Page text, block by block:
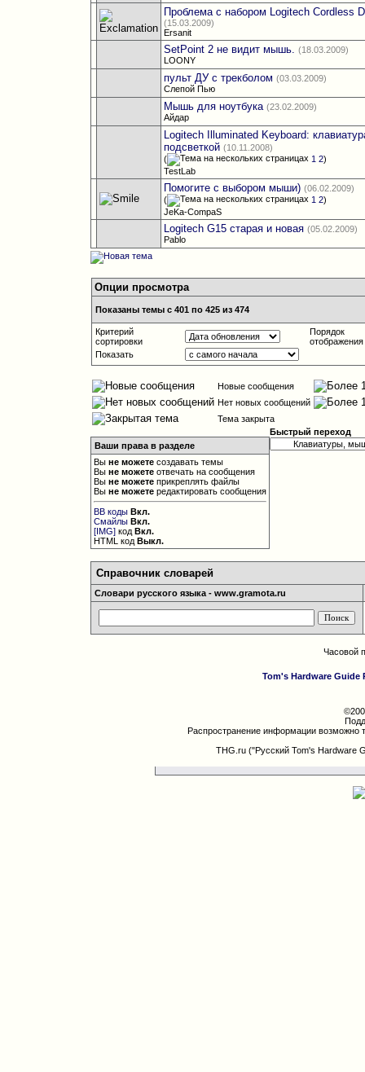
Проблема с набором Logitech Cordless
(15.03.2009)
Ersanit
SetPoint 2 не видит мышь. (18.03.2009)
LOONY
пульт ДУ с трекболом (03.03.2009)
Слепой Пью
Мышь для ноутбука (23.02.2009)
Айдар
Logitech Illuminated Keyboard:
подсветкой (10.11.2008)
(
1 2)
TestLab
Помогите с выбором мыши) (06.02.2009)
(
1 2)
JeKa-CompaS
Logitech G15 старая и новая (05.02.2009)
Pablo
Опции просмотра
Показаны темы с 401 по 425 из 474
Критерий
сортировки
Порядок
отображения
Показать
Новые сообщения
Нет новых сообщений
Тема закрыта
Ваши права в разделе
Выне можете создавать темы
Выне можете отвечать на сообщения
Выне можете прикреплять файлы
Выне можете редактировать сообщения
BB коды Вкл.
Смайлы Вкл.
[IMG] кодВкл.
HTML кодВыкл.
Быстрый переход
Справочник словарей
Словари русского языка - www.gramota.ru
Часовой
Tom's Hardware Guide
Распространение информации возможно
THG.ru ("Русский Tom's Hardware